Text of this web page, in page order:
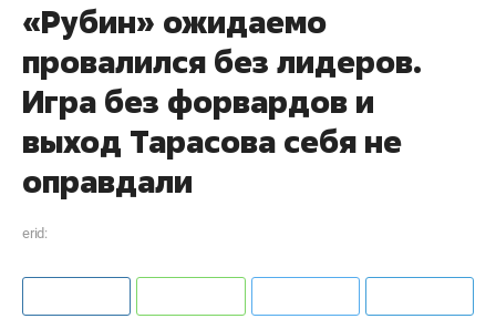
«Рубин» ожидаемо
провалился без лидеров.
Игра без форвардов и
выход Тарасова себя не
оправдали
erid: